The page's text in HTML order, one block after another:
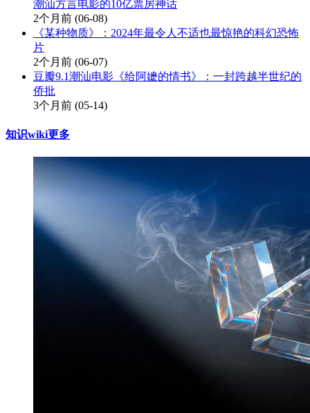
潮汕方言电影的10亿票房神话
2个月前 (06-08)
《某种物质》：2024年最令人不适也最惊艳的科幻恐怖
片
2个月前 (06-07)
豆瓣9.1潮汕电影《给阿嬷的情书》：一封跨越半世纪的
侨批
3个月前 (05-14)
知识wiki更多